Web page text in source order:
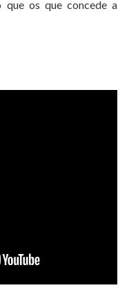
que os que concede a